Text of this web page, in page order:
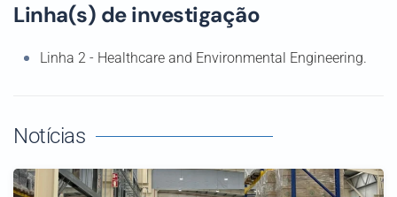
Linha(s) de investigação
Linha 2 - Healthcare and Environmental Engineering.
Notícias